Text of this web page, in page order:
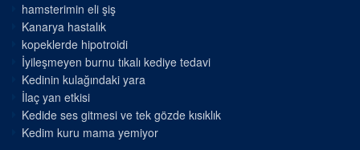
hamsterimin eli şiş
Kanarya hastalık
kopeklerde hipotroidi
İyileşmeyen burnu tıkalı kediye tedavi
Kedinin kulağındaki yara
İlaç yan etkisi
Kedide ses gitmesi ve tek gözde kısıklık
Kedim kuru mama yemiyor